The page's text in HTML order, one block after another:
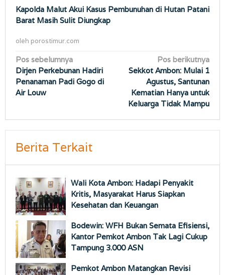
Kapolda Malut Akui Kasus Pembunuhan di Hutan Patani
Barat Masih Sulit Diungkap
oleh porostimur.com
Navigasi
pos
Pos sebelumnya
Dirjen Perkebunan Hadiri
Penanaman Padi Gogo di
Air Louw
Pos berikutnya
Sekkot Ambon: Mulai 1
Agustus, Santunan
Kematian Hanya untuk
Keluarga Tidak Mampu
Berita Terkait
Wali Kota Ambon: Hadapi Penyakit
Kritis, Masyarakat Harus Siapkan
Kesehatan dan Keuangan
Bodewin: WFH Bukan Semata Efisiensi,
Kantor Pemkot Ambon Tak Lagi Cukup
Tampung 3.000 ASN
Pemkot Ambon Matangkan Revisi